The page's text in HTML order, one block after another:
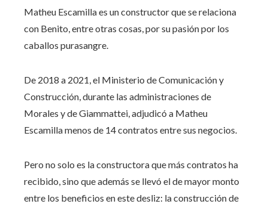
Matheu Escamilla es un constructor que se relaciona
con Benito, entre otras cosas, por su pasión por los
caballos purasangre.
De 2018 a 2021, el Ministerio de Comunicación y
Construcción, durante las administraciones de
Morales y de Giammattei, adjudicó a Matheu
Escamilla menos de 14 contratos entre sus negocios.
Pero no solo es la constructora que más contratos ha
recibido, sino que además se llevó el de mayor monto
entre los beneficios en este desliz: la construcción de